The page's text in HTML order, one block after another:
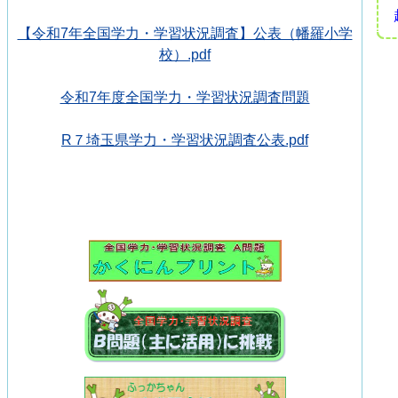
【令和7年全国学力・学習状況調査】公表（幡羅小学
校）.pdf
令和7年度全国学力・学習状況調査問題
R７埼玉県学力・学習状況調査公表.pdf